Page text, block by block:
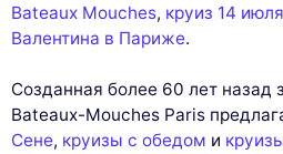
Bateaux Mouches, круиз 14 июля
Валентина в Париже.
Созданная более 60 лет назад
Bateaux-Mouches Paris
Сене, круизы с обедом и